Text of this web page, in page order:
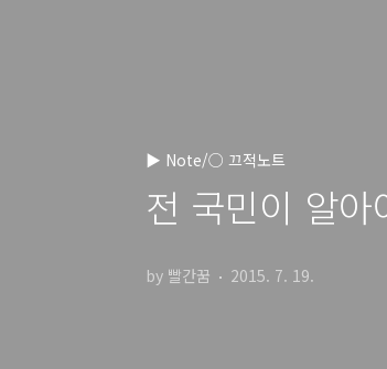
▶ Note/○ 끄적노트
전 국민이 알
by 빨간꿈 2015. 7. 19.